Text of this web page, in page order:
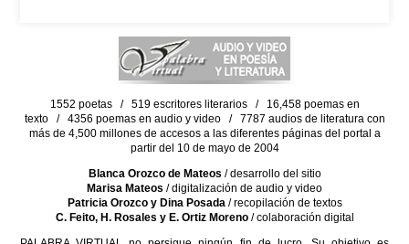
1552 poetas / 519 escritores literarios / 16,458 poemas en
texto / 4356 poemas en audio y video / 7787 audios de literatura con
más de 4,500 millones de accesos a las diferentes páginas del portal a
partir del 10 de mayo de 2004
Blanca Orozco de Mateos / desarrollo del sitio
Marisa Mateos / digitalización de audio y video
Patricia Orozco y Dina Posada/ recopilación de textos
C. Feito, H. Rosales y E. Ortiz Moreno/ colaboración digital